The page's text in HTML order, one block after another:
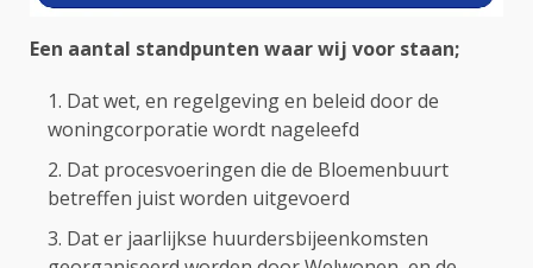
Een aantal standpunten waar wij voor staan;
Dat wet, en regelgeving en beleid door de
woningcorporatie wordt nageleefd
Dat procesvoeringen die de Bloemenbuurt
betreffen juist worden uitgevoerd
Dat er jaarlijkse huurdersbijeenkomsten